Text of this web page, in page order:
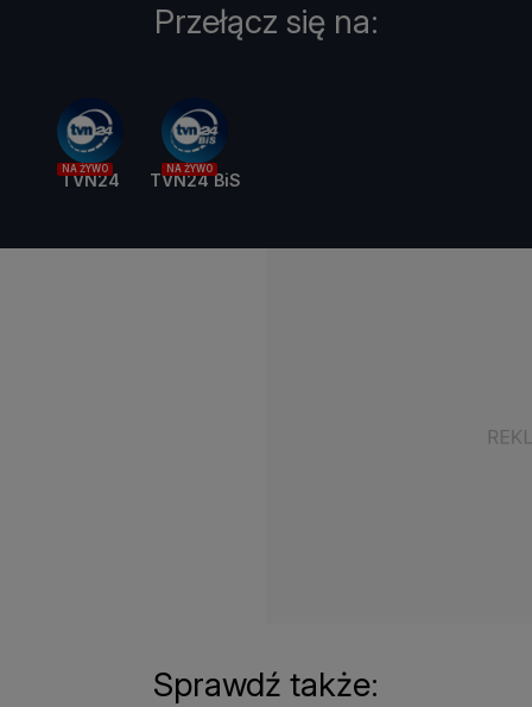
Przełącz się na:
NA ŻYWO
TVN24
NA ŻYWO
TVN24 BiS
Sprawdź także: